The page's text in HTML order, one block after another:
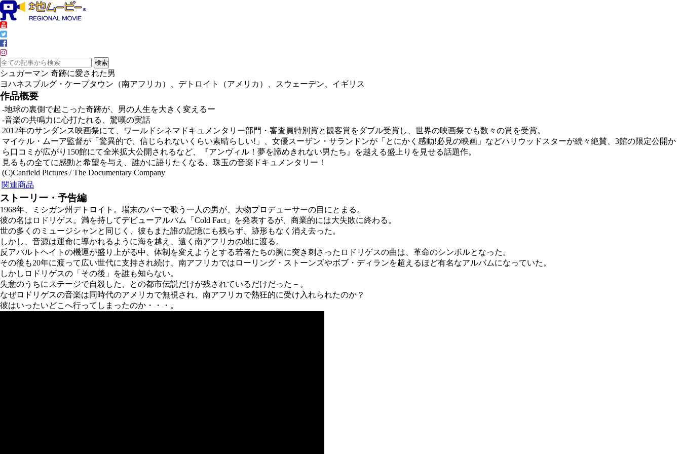
シュガーマン 奇跡に愛された男
ヨハネスブルグ・ケープタウン（南アフリカ）、デトロイト（アメリカ）、スウェーデン、イギリス
作品概要
-地球の裏側で起こった奇跡が、男の人生を大きく変えるー
-音楽の共鳴力に心打たれる、驚嘆の実話
2012年のサンダンス映画祭にて、ワールドシネマドキュメンタリー部門・審査員特別賞と観客賞をダブル受賞し、世界の映画祭でも数々の賞を受賞。
マイケル・ムーア監督が「驚異的で、信じられないくらい素晴らしい!」、女優スーザン・サランドンが「とにかく感動!必見の映画」などハリウッドスターが続々絶賛、3館の限定公開か
ら口コミが広がり150館にて全米拡大公開されるなど、『アンヴィル！夢を諦めきれない男たち』を越える盛上りを見せる話題作。
見るもの全てに感動と希望を与え、誰かに語りたくなる、珠玉の音楽ドキュメンタリー！
(C)Canfield Pictures / The Documentary Company
関連商品
ストーリー・予告編
1968年、ミシガン州デトロイト。場末のバーで歌う一人の男が、大物プロデューサーの目にとまる。
彼の名はロドリゲス。満を持してデビューアルバム「Cold Fact」を発表するが、商業的には大失敗に終わる。
世の多くのミュージシャンと同じく、彼もまた誰の記憶にも残らず、跡形もなく消え去った。
しかし、音源は運命に導かれるように海を越え、遠く南アフリカの地に渡る。
反アパルトヘイトの機運が盛り上がる中、体制を変えようとする若者たちの胸に突き刺さったロドリゲスの曲は、革命のシンボルとなった。
その後も20年に渡って広い世代に支持され続け、南アフリカではローリング・ストーンズやボブ・ディランを超えるほど有名なアルバムになっていた。
しかしロドリゲスの「その後」を誰も知らない。
失意のうちにステージで自殺した、との都市伝説だけが残されているだけだった－。
なぜロドリゲスの音楽は同時代のアメリカで無視され、南アフリカで熱狂的に受け入れられたのか？
彼はいったいどこへ行ってしまったのか・・・。